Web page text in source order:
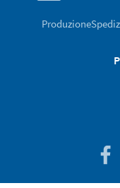
Produzione